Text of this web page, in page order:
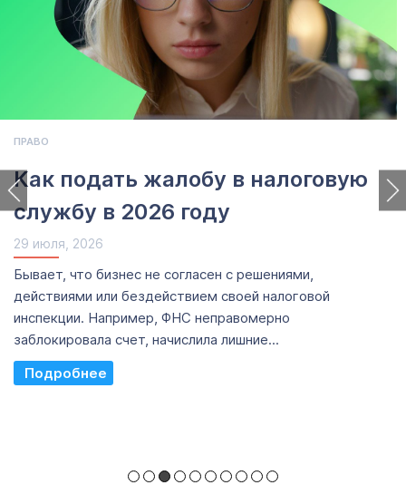
ПРАВО
Как подать жалобу в налоговую
службу в 2026 году
29 июля, 2026
Бывает, что бизнес не согласен с решениями,
действиями или бездействием своей налоговой
инспекции. Например, ФНС неправомерно
заблокировала счет, начислила лишние...
Read More